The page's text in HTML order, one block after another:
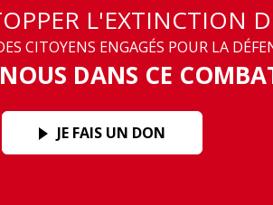
L'EXTINCTION
CITOYENS ENGAGÉS POUR LA
DANS CE
JE FAIS UN DON